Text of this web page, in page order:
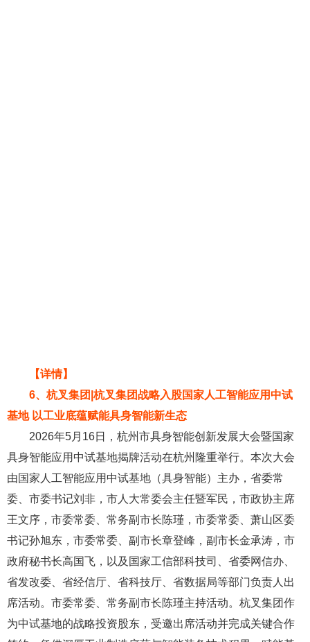
【详情】
6、杭叉集团|杭叉集团战略入股国家人工智能应用中试
基地 以工业底蕴赋能具身智能新生态
2026年5月16日，杭州市具身智能创新发展大会暨国家
具身智能应用中试基地揭牌活动在杭州隆重举行。本次大会
由国家人工智能应用中试基地（具身智能）主办，省委常
委、市委书记刘非，市人大常委会主任暨军民，市政协主席
王文序，市委常委、常务副市长陈瑾，市委常委、萧山区委
书记孙旭东，市委常委、副市长章登峰，副市长金承涛，市
政府秘书长高国飞，以及国家工信部科技司、省委网信办、
省发改委、省经信厅、省科技厅、省数据局等部门负责人出
席活动。市委常委、常务副市长陈瑾主持活动。杭叉集团作
为中试基地的战略投资股东，受邀出席活动并完成关键合作